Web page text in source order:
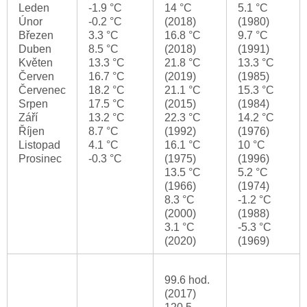
Leden
Únor
Březen
Duben
Květen
Červen
Červenec
Srpen
Září
Říjen
Listopad
Prosinec
-1.9 °C
-0.2 °C
3.3 °C
8.5 °C
13.3 °C
16.7 °C
18.2 °C
17.5 °C
13.2 °C
8.7 °C
4.1 °C
-0.3 °C
14 °C
(2018)
16.8 °C
(2018)
21.8 °C
(2019)
21.1 °C
(2015)
22.3 °C
(1992)
16.1 °C
(1975)
13.5 °C
(1966)
8.3 °C
(2000)
3.1 °C
(2020)
5.1 °C
(1980)
9.7 °C
(1991)
13.3 °C
(1985)
15.3 °C
(1984)
14.2 °C
(1976)
10 °C
(1996)
5.2 °C
(1974)
-1.2 °C
(1988)
-5.3 °C
(1969)
99.6 hod.
(2017)